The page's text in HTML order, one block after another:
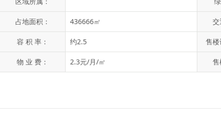
占地面积： 436666㎡
容 积 率： 约2.5 售
物 业 费： 2.3元/月/㎡